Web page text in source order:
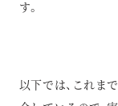
す。
以下では、これま